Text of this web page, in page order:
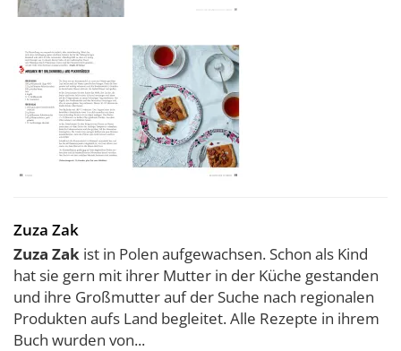
Zuza Zak
Zuza Zak ist in Polen aufgewachsen. Schon als Kind
hat sie gern mit ihrer Mutter in der Küche gestanden
und ihre Großmutter auf der Suche nach regionalen
Produkten aufs Land begleitet. Alle Rezepte in ihrem
Buch wurden von...